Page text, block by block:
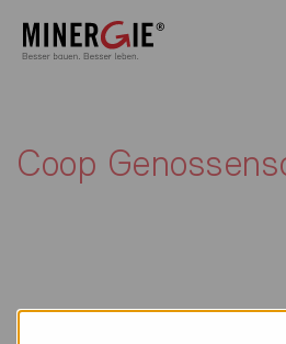
Coop